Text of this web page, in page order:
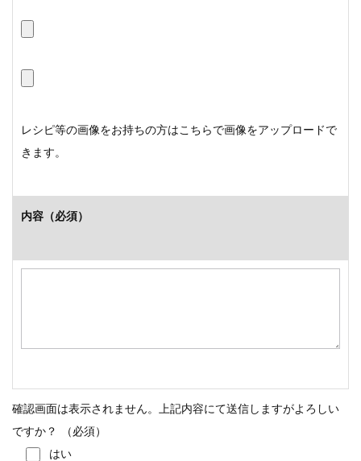
レシピ等の画像をお持ちの方はこちらで画像をアップロードで
きます。
内容（必須）
確認画面は表示されません。上記内容にて送信しますがよろしい
ですか？
（必須）
はい